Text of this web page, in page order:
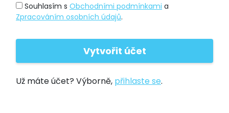
Souhlasím s Obchodními podmínkami a
Zpracováním osobních údajů.
Už máte účet? Výborně, přihlaste se.